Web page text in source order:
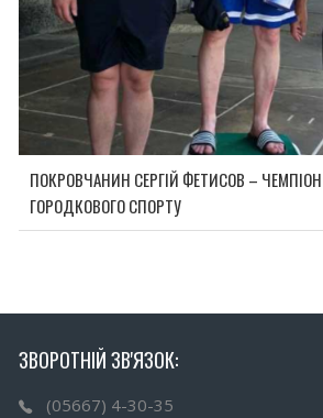
ПОКРОВЧАНИН СЕРГІЙ ФЕТИСОВ – ЧЕМПІОН
ГОРОДКОВОГО СПОРТУ
ЗВОРОТНІЙ ЗВ'ЯЗОК:
(05667) 4-30-35